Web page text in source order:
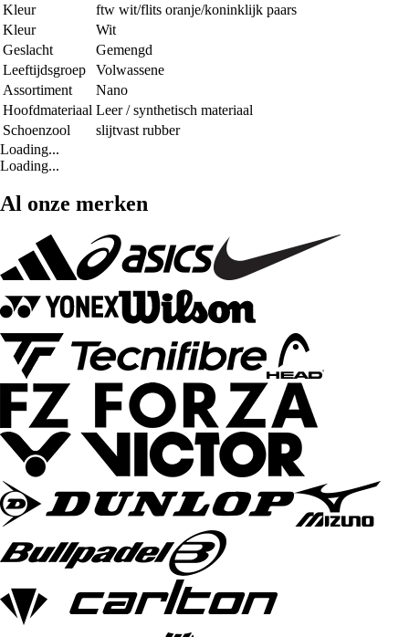
Kleur
ftw wit/flits oranje/koninklijk paars
Kleur
Wit
Geslacht
Gemengd
Leeftijdsgroep
Volwassene
Assortiment
Nano
Hoofdmateriaal Leer / synthetisch materiaal
Schoenzool
slijtvast rubber
Loading...
Loading...
Al onze merken